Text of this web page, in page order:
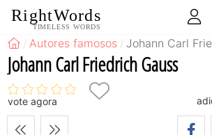
RightWords
TIMELESS WORDS
Autores famosos Johann Carl
Johann Carl Friedrich Gauss
vote agora